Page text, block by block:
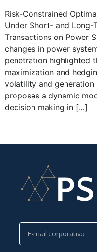
Risk-Constrained
Under Short- and Long-
Transactions on Power
changes in power
penetration highlighted
maximization and
volatility and generation
proposes a dynamic
decision making in […]